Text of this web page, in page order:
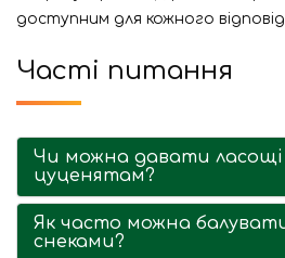
доступним для кожного
Часті питання
Чи можна давати ласощі
цуценятам?
Як часто можна
снеками?